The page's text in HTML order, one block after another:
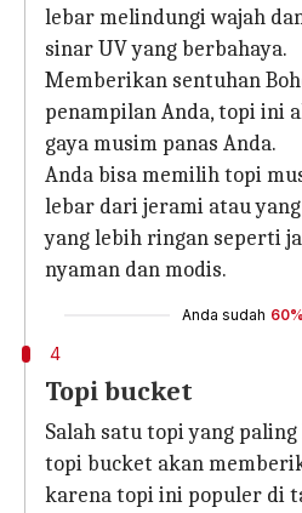
lebar melindungi wajah
sinar UV yang berbahaya.
Memberikan sentuhan
penampilan Anda, topi ini
gaya musim panas Anda.
Anda bisa memilih topi
lebar dari jerami atau
yang lebih ringan seperti
nyaman dan modis.
Anda sudah 60%
4
Topi bucket
Salah satu topi yang
topi bucket akan
karena topi ini populer di